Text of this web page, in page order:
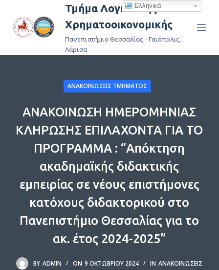
ε
Τμήμα Λογιστικής &
Χρηματοοικονομικής
Πανεπιστήμιο Θεσσαλίας - Γαιόπολις,
Λάρισα
ΑΝΑΚΟΙΝΏΣΕΙΣ ΤΜΉΜΑΤΟΣ
ΑΝΑΚΟΙΝΩΣΗ ΗΜΕΡΟΜΗΝΙΑΣ
ΚΛΗΡΩΣΗΣ ΕΠΙΛΑΧΟΝΤΑ ΓΙΑ ΤΟ
ΠΡΟΓΡΑΜΜΑ : “Απόκτηση
ακαδημαϊκής διδακτικής
εμπειρίας σε νέους επιστήμονες
κατόχους διδακτορικού στο
Πανεπιστήμιο Θεσσαλίας για το
ακ. έτος 2024-2025”
BY ADMIN ON 9 ΟΚΤΩΒΡΊΟΥ 2024 IN ΑΝΑΚΟΙΝΏΣΕΙΣ
Ελληνικά